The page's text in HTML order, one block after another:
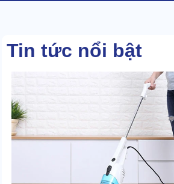
Tin tức nổi bật